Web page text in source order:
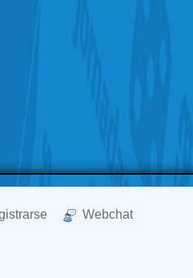
Webchat